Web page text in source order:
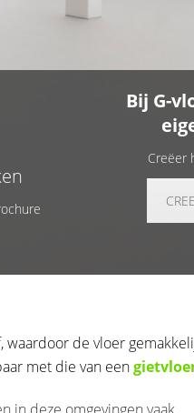
Bij G-
Creëer
waardoor de vloer
met die van een